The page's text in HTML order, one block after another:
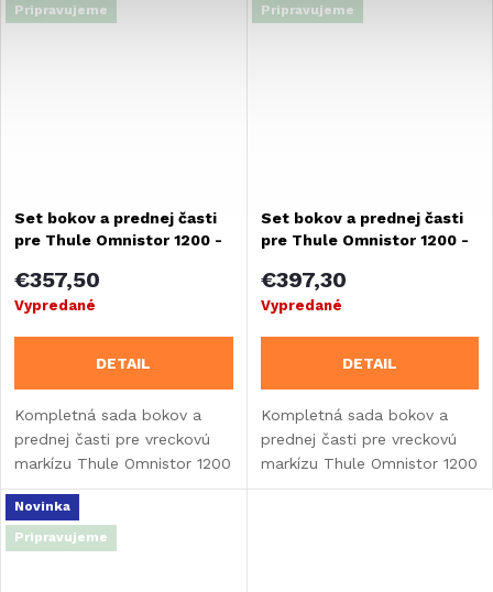
Pripravujeme
Set bokov a prednej časti
pre Thule Omnistor 1200 -
€357,50
Vypredané
DETAIL
Kompletná sada bokov a
prednej časti pre vreckovú
markízu Thule Omnistor 1200
- šírka 350 cm.
Pripravujeme
Set bokov a prednej časti
pre Thule Omnistor 1200 -
€397,30
Vypredané
DETAIL
Kompletná sada bokov a
prednej časti pre vreckovú
markízu Thule Omnistor 1200
- šírka 450 cm.
Novinka
Pripravujeme